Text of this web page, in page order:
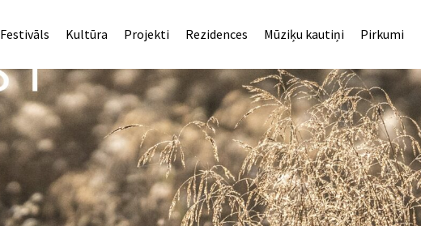
Festivāls Kultūra Projekti Rezidences Mūziķu kautiņi Pirkumi